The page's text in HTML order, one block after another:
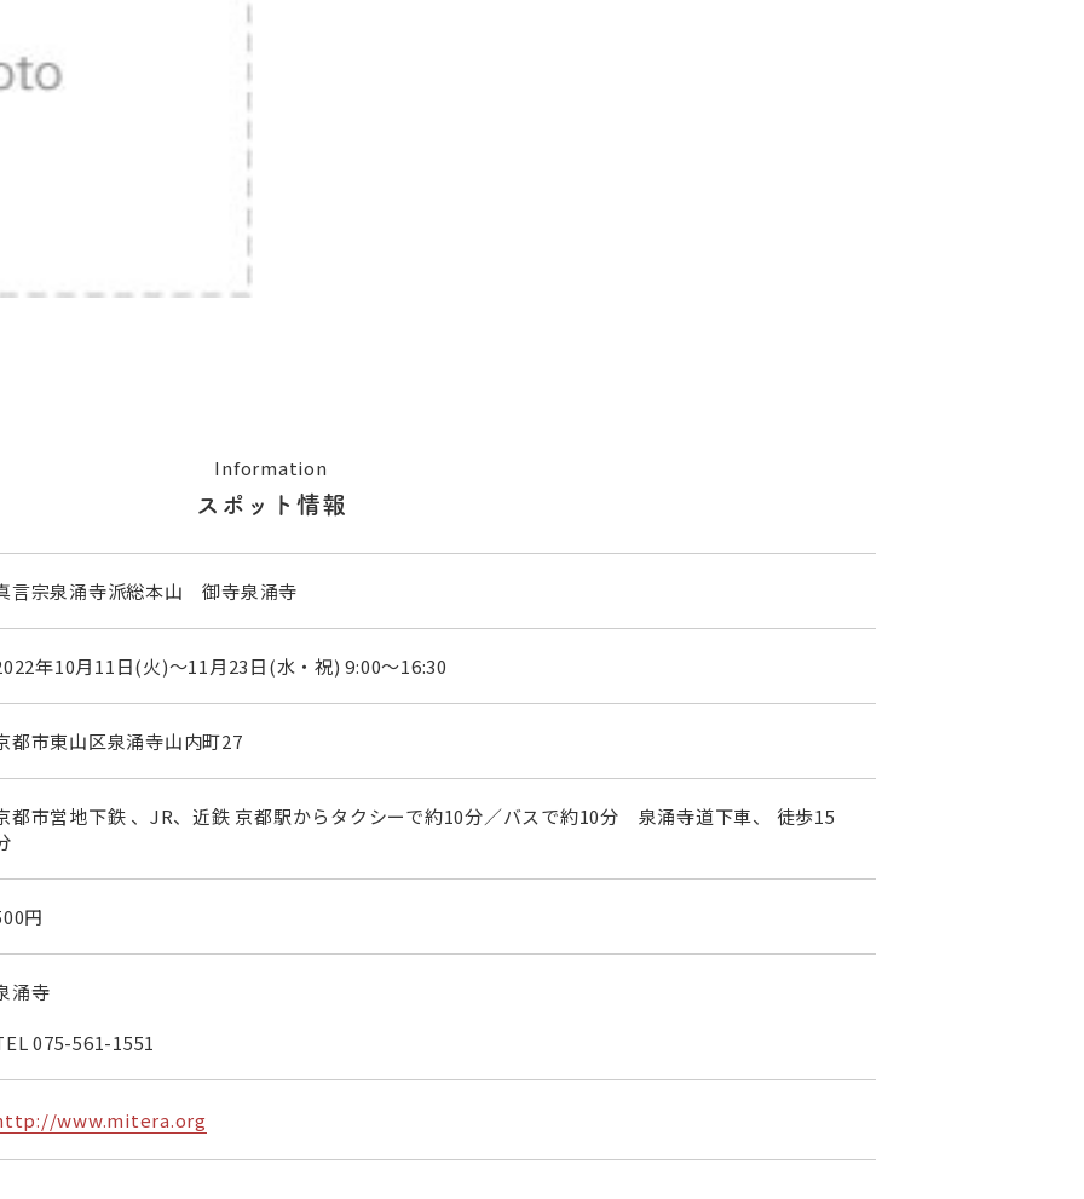
Information
スポット情報
言宗泉涌寺派総本山 御寺泉涌寺
年10月11日(火)～11月23日(水・祝) 9:00～16:30
都市東山区泉涌寺山内町27
都市営地下鉄 、JR、近鉄 京都駅からタクシーで約10分／バスで約10分 泉涌寺道下車、 徒歩15
円
涌寺
075-561-1551
www.mitera.org